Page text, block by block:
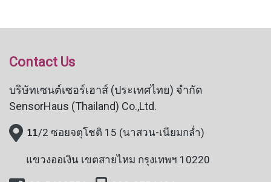
Contact Us
บริษัทเซนต์เซอร์เฮาส์ (ประเทศไทย) จำกัด
SensorHaus (Thailand) Co.,Ltd.
11/2 ซอยจตุโชติ 15 (นาสวน-เนียมกล่ำ)
แขวงออเงิน เขตสายไหม กรุงเทพฯ 10220